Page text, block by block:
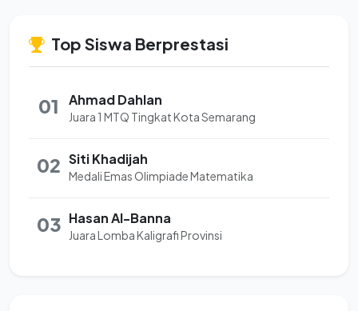
Top Siswa Berprestasi
01 Ahmad Dahlan
Juara 1 MTQ Tingkat Kota Semarang
02 Siti Khadijah
Medali Emas Olimpiade Matematika
03 Hasan Al-Banna
Juara Lomba Kaligrafi Provinsi